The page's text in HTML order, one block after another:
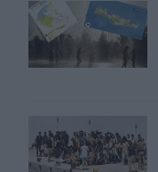
Καιρός:
Μεταναστευτικό: